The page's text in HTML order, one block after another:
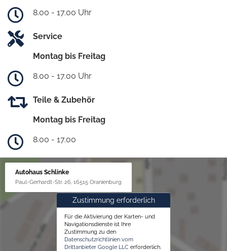
8.00 - 17.00 Uhr
Service
Montag bis Freitag
8.00 - 17.00 Uhr
Teile & Zubehör
Montag bis Freitag
8.00 - 17.00
Autohaus Schlinke
Paul-Gerhardt-Str. 26, 16515 Oranienburg
Zustimmung erforderlich
Für die Aktivierung der Karten- und
Navigationsdienste ist Ihre
Zustimmung zu den
Datenschutzrichtlinien vom
Drittanbieter Google LLC erforderlich.